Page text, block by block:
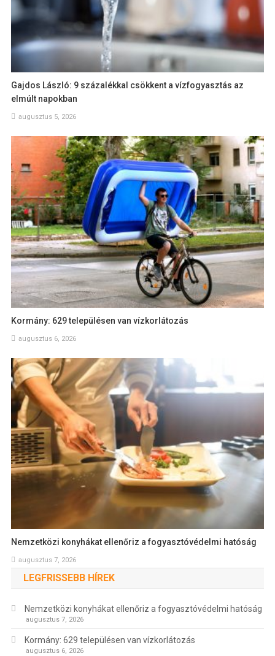
Gajdos László: 9 százalékkal csökkent a vízfogyasztás az
elmúlt napokban
augusztus 5, 2026
Kormány: 629 településen van vízkorlátozás
augusztus 6, 2026
Nemzetközi konyhákat ellenőriz a fogyasztóvédelmi hatóság
augusztus 7, 2026
LEGFRISSEBB HÍREK
Nemzetközi konyhákat ellenőriz a fogyasztóvédelmi hatóság
augusztus 7, 2026
Kormány: 629 településen van vízkorlátozás
augusztus 6, 2026